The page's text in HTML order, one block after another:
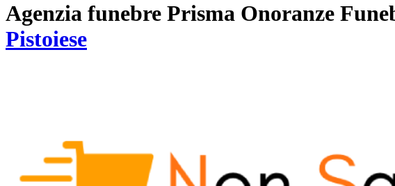
Agenzia funebre Prisma Onoranze
Pistoiese